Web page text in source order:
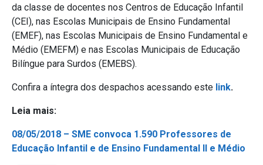
da classe de docentes nos Centros de Educação Infantil
(CEI), nas Escolas Municipais de Ensino Fundamental
(EMEF), nas Escolas Municipais de Ensino Fundamental e
Médio (EMEFM) e nas Escolas Municipais de Educação
Bilíngue para Surdos (EMEBS).
Confira a íntegra dos despachos acessando este link.
Leia mais:
08/05/2018 – SME convoca 1.590 Professores de
Educação Infantil e de Ensino Fundamental II e Médio